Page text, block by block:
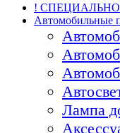
!
Автомобильные
Лампа